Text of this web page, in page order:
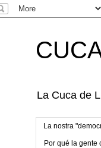
La Cuca de
La nostra
Por qué la gente